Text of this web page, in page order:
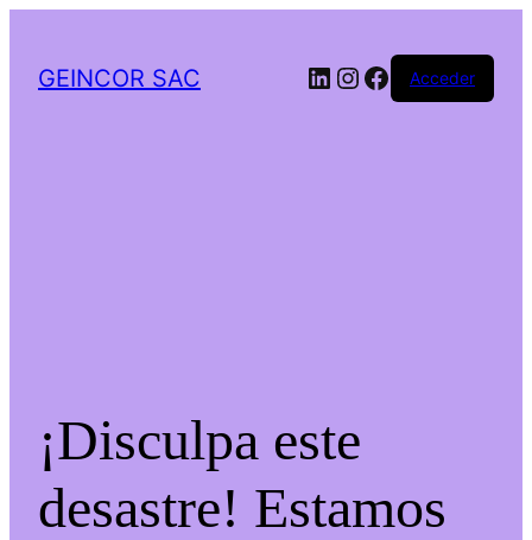
GEINCOR SAC LinkedIn
Instagram
Facebook
Acceder
¡Disculpa este
desastre! Estamos